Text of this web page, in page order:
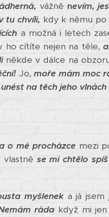
vážně nevím,
tu chvíli, kdy k němu po
a možná i letech
ho cítíte nejen na těle,
někde v dálce na
Jo,moře mám moc
na těch jeho vlnách
o mé procházce mezi
se mi chtělo
myšlenek a já jsem
ráda když mi